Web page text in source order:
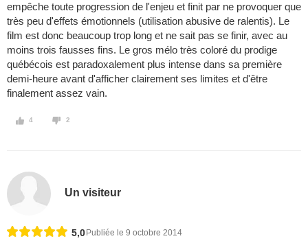
empêche toute progression de l'enjeu et finit par ne provoquer que
très peu d'effets émotionnels (utilisation abusive de ralentis). Le
film est donc beaucoup trop long et ne sait pas se finir, avec au
moins trois fausses fins. Le gros mélo très coloré du prodige
québécois est paradoxalement plus intense dans sa première
demi-heure avant d'afficher clairement ses limites et d'être
finalement assez vain.
4 2
Un visiteur
5,0 Publiée le 9 octobre 2014